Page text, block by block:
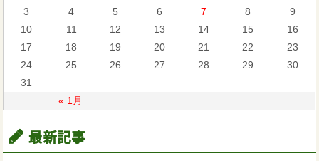
« 1月
3
4 5 6 7 8
9
10
11 12 13 14 15
16
17
18 19 20 21 22
23
24
25 26 27 28 29
30
31
最新記事